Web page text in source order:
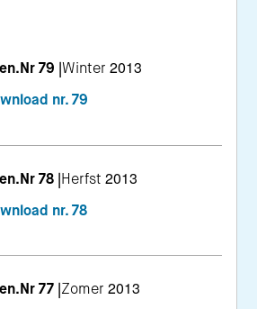
79 |Winter 2013
nr. 79
78 |Herfst 2013
nr. 78
77 Zomer 2013